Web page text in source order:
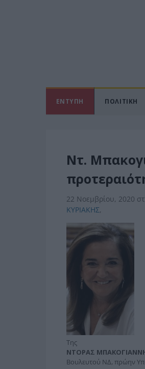
ΕΝΤΥΠΗ ΠΟΛΙΤΙΚΗ
Ντ.
22 Νοεμβρίου, 2020
ΚΥΡΙΑΚΗΣ,
Της
ΝΤΟΡΑΣ
Βουλευτού ΝΔ, πρώην